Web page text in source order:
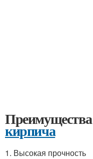
Преимущества
кирпича
1. Высокая прочность